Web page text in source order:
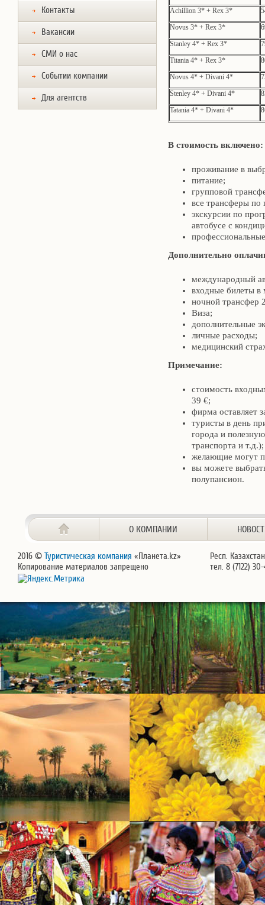
Контакты
Вакансии
СМИ о нас
Событии компании
Для агентств
Achillion 3* + Rex 3*
Novus 3* + Rex 3*
Stanley 4* + Rex 3*
Titania 4* + Rex 3*
Novus 4* + Divani 4*
Stenley 4* + Divani 4*
Tatania 4* + Divani 4*
В стоимость включено:
проживание в
питание;
групповой
все трансферы по
экскурсии по
автобусе с
Дополнительно
международный
входные билеты в
ночной трансфер
Виза;
дополнительные
личные расходы;
медицинский
Примечание:
стоимость
39 €;
фирма оставляет
туристы в день
города и
транспорта и т.д.);
желающие могут
вы можете
полупансион.
О КОМПАНИИ
2016 © Туристическая компания «Планета.kz»
Копирование материалов запрещено
Респ.
тел. 8 (7122)